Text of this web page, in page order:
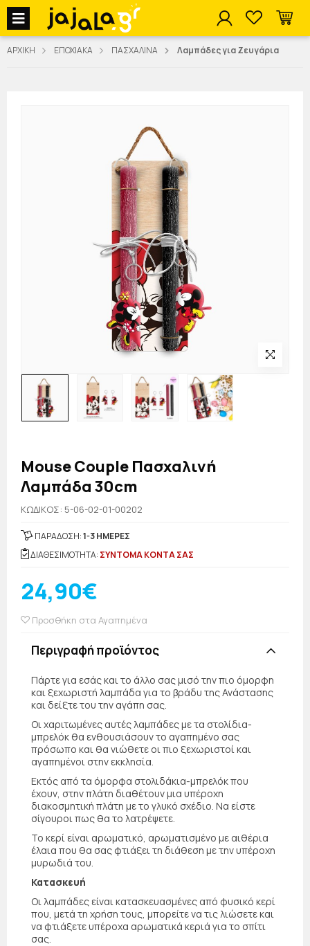
jajala Menu
ΑΡΧΙΚΗ ΕΠΟΧΙΑΚΑ ΠΑΣΧΑΛΙΝΑ Λαμπάδες για Ζευγάρια
Mouse Couple Πασχαλινή
Λαμπάδα 30cm
KΩΔΙΚΟΣ: 5-06-02-01-00202
ΠΑΡΑΔΟΣΗ:1-3 ΗΜΕΡΕΣ
ΔΙΑΘΕΣΙΜΟΤΗΤΑ: ΣΥΝΤΟΜΑ ΚΟΝΤΑ ΣΑΣ
24,90€
Προσθήκη στα Αγαπημένα
Περιγραφή προϊόντος
Πάρτε για εσάς και το άλλο σας μισό την πιο όμορφη
και ξεχωριστή λαμπάδα για το βράδυ της Ανάστασης
και δείξτε του την αγάπη σας.
Οι χαριτωμένες αυτές λαμπάδες με τα στολίδια-
μπρελόκ θα ενθουσιάσουν το αγαπημένο σας
πρόσωπο και θα νιώθετε οι πιο ξεχωριστοί και
αγαπημένοι στην εκκλησία.
Εκτός από τα όμορφα στολιδάκια-μπρελόκ που
έχουν, στην πλάτη διαθέτουν μια υπέροχη
διακοσμητική πλάτη με το γλυκό σχέδιο. Να είστε
σίγουροι πως θα το λατρέψετε.
Το κερί είναι αρωματικό, αρωματισμένο με αιθέρια
έλαια που θα σας φτιάξει τη διάθεση με την υπέροχη
μυρωδιά του.
Κατασκευή
Οι λαμπάδες είναι κατασκευασμένες από φυσικό κερί
που, μετά τη χρήση τους, μπορείτε να τις λιώσετε και
να φτιάξετε υπέροχα αρωματικά κεριά για το σπίτι
σας.